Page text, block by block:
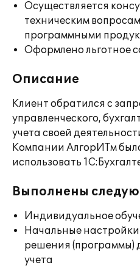
Осуществляется
техническим
программными
Оформлено льготное
Описание
Клиент обратился с
управленческого,
учета своей
Компании АлгорИТм
использовать
Выполнены
Индивидуальное
Начальные настройки
решения (программы)
учета